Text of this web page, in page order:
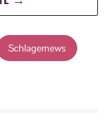
Schlagernews